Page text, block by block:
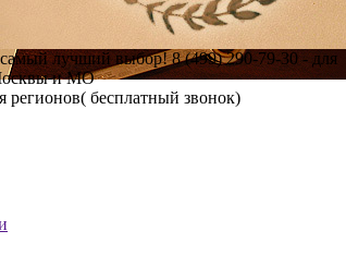
лучший выбор! 8 (499) 290-79-30 - для
и МО
регионов( бесплатный звонок)